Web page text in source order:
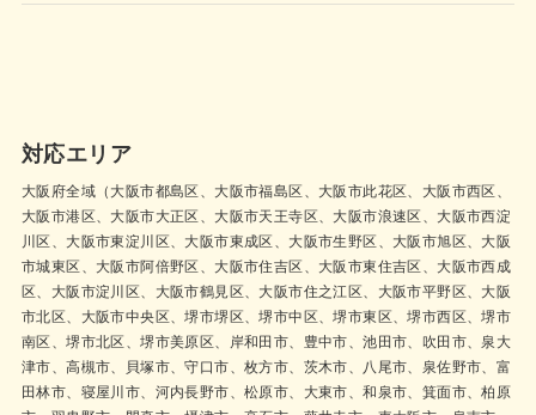
対応エリア
大阪府全域（大阪市都島区、大阪市福島区、大阪市此花区、大阪市西区、
大阪市港区、大阪市大正区、大阪市天王寺区、大阪市浪速区、大阪市西淀
川区、大阪市東淀川区、大阪市東成区、大阪市生野区、大阪市旭区、大阪
市城東区、大阪市阿倍野区、大阪市住吉区、大阪市東住吉区、大阪市西成
区、大阪市淀川区、大阪市鶴見区、大阪市住之江区、大阪市平野区、大阪
市北区、大阪市中央区、堺市堺区、堺市中区、堺市東区、堺市西区、堺市
南区、堺市北区、堺市美原区、岸和田市、豊中市、池田市、吹田市、泉大
津市、高槻市、貝塚市、守口市、枚方市、茨木市、八尾市、泉佐野市、富
田林市、寝屋川市、河内長野市、松原市、大東市、和泉市、箕面市、柏原